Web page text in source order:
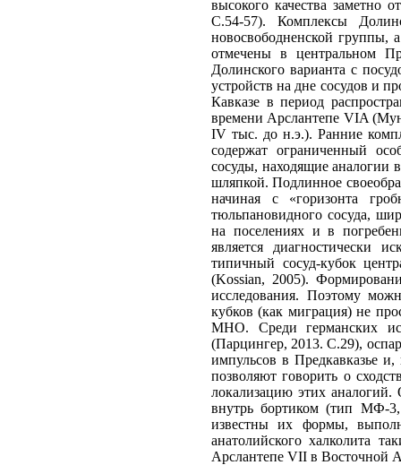
высокого качества заметно
С.54-57). Комплексы
новосвободненской группы,
отмечены в центральном
Долинского варианта с
устройств на дне сосудов и
Кавказе в период
времени Арслантепе VIA
IV тыс. до н.э.). Ранние
содержат ограниченный
сосуды, находящие аналогии
шляпкой. Подлинное
начиная с «горизонта
тюльпановидного сосуда,
на поселениях и в
является диагностически
типичный сосуд-кубок
(Kossian, 2005).
исследования. Поэтому
кубков (как миграция) не
МНО. Среди германских
(Парцингер, 2013. С.29),
импульсов в Предкавказье
позволяют говорить о
локализацию этих
внутрь бортиком (тип МФ-
известны их формы,
анатолийского халколита
Арслантепе VII в Восточной